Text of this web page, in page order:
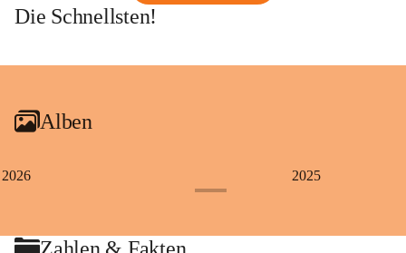
Die Schnellsten!
+1
Alben
2026 2025
Zahlen & Fakten